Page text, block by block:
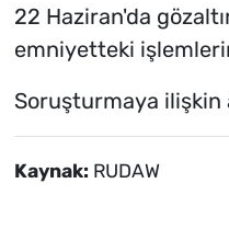
22 Haziran'da
emniyetteki
Soruşturmaya ilişkin
Kaynak: RUDAW